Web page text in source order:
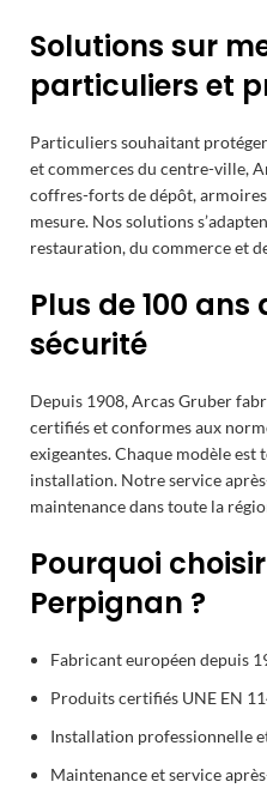
Solutions sur
particuliers et
Particuliers souhaitant
et commerces du centre-ville,
coffres-forts de dépôt,
mesure. Nos solutions
restauration, du commerce et
Plus de 100 ans
sécurité
Depuis 1908, Arcas Gruber
certifiés et conformes aux
exigeantes. Chaque modèle
installation. Notre service
maintenance dans toute la
Pourquoi
Perpignan ?
Fabricant européen depuis
Produits certifiés UNE EN
Installation professionnelle
Maintenance et service